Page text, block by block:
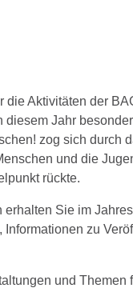
die Aktivitäten der
Jahr
zog sich durch
und die
rückte.
Sie im
zu
und Themen